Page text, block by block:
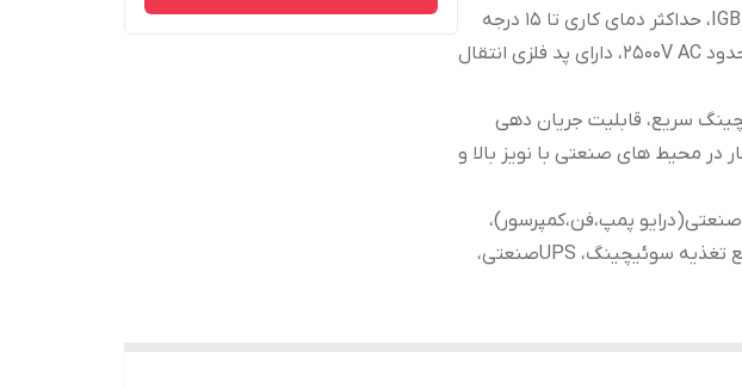
IGBT، دارای دیود داخلی برای هرIGBT، حداکثر دمای کاری تا 15 درجه
سانتی گراد، عایق پایه تا پین ها حدود 2500V AC، دارای پد فلزی انتقال
سریع، قابلیت جریان دهی
در محیط های صنعتی با نویز بالا و
صنعتی(درایو پمپ،فن،کمپرسور)،
سیستم تهویه مطبوع و HVAC، منابع تغذیه سوئیچینگ، UPSصنعتی،